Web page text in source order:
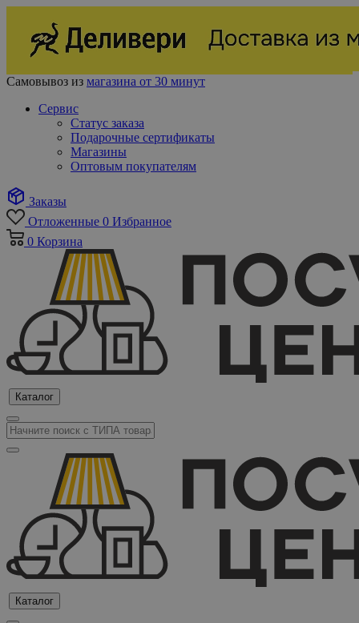
Самовывоз из магазина от 30 минут
Сервис
Статус заказа
Подарочные сертификаты
Магазины
Оптовым покупателям
Заказы
Отложенные 0 Избранное
0 Корзина
Каталог
Каталог